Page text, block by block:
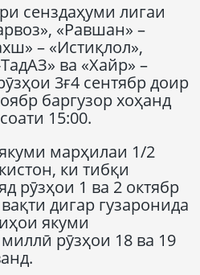
сенздаҳуми лигаи
«Равшан» –
– «Истиқлол»,
ва «Хайр» –
3ғ4 сентябр доир
баргузор хоҳанд
15:00.
марҳилаи 1/2
ки тибқи
рӯзҳои 1 ва 2 октябр
дигар гузаронида
якуми
рӯзҳои 18 ва 19